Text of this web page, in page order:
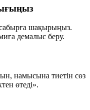
сабырға шақырыңыз.
демалыс беру.
намысына тиетін сөз
өтеді».